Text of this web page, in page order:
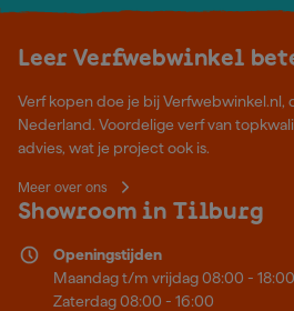
Leer Verfwebwinkel
Verf kopen doe je bij Verfwebwinkel.nl,
Nederland. Voordelige verf van
advies, wat je project ook is.
Meer over ons
Showroom in Tilburg
Openingstijden
Maandag t/m vrijdag 08:00 - 18:00
Zaterdag 08:00 - 16:00